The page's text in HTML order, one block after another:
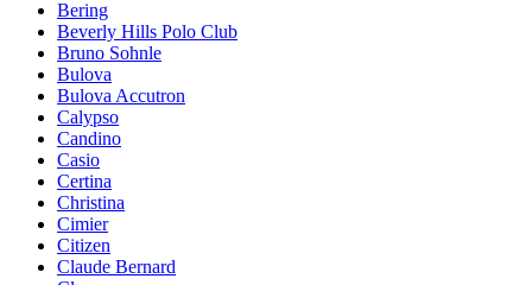
Bering
Beverly Hills Polo Club
Bruno Sohnle
Bulova
Bulova Accutron
Calypso
Candino
Casio
Certina
Christina
Cimier
Citizen
Claude Bernard